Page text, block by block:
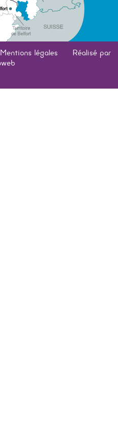
Mentions légales
Réalisé par